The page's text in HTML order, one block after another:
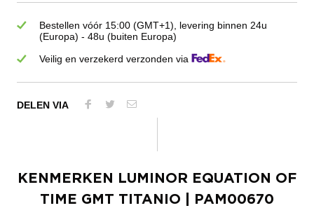
Bestellen vóór 15:00 (GMT+1), levering binnen 24u
(Europa) - 48u (buiten Europa)
Veilig en verzekerd verzonden via
DELEN VIA
KENMERKEN
LUMINOR EQUATION OF
TIME GMT TITANIO | PAM00670